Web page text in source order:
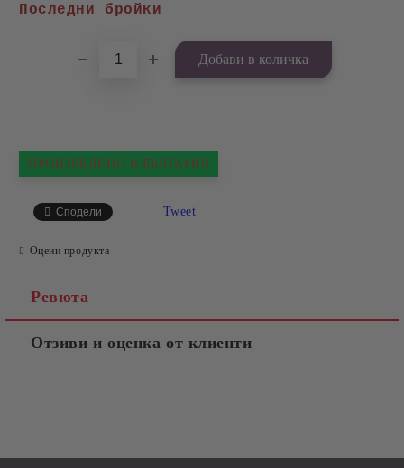
Последни бройки
ПРОИЗВЕДЕНО В БЪЛГАРИЯ
Сподели Tweet
Оцени продукта
Ревюта
Отзиви и оценка от клиенти